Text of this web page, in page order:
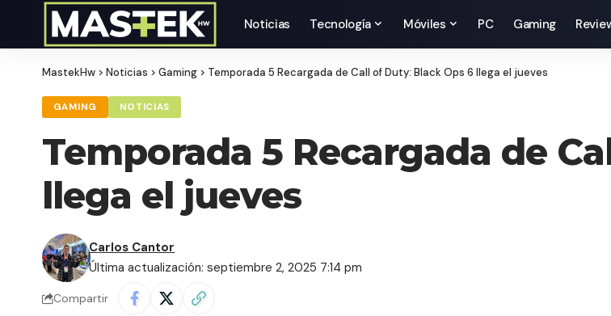
Noticias Tecnología Móviles PC Gaming
MastekHw > Noticias > Gaming > Temporada 5 Recargada de Call of Duty: Black Ops 6 llega el jueves
GAMING NOTICIAS
Temporada 5 Recargada de
llega el jueves
Última actualización: septiembre 2, 2025 7:14 pm
Carlos Cantor
Compartir